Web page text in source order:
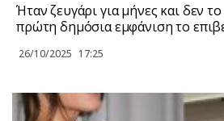
Ήταν ζευγάρι για μήνες και δεν
πρώτη δημόσια εμφάνιση το
26/10/2025 17:25